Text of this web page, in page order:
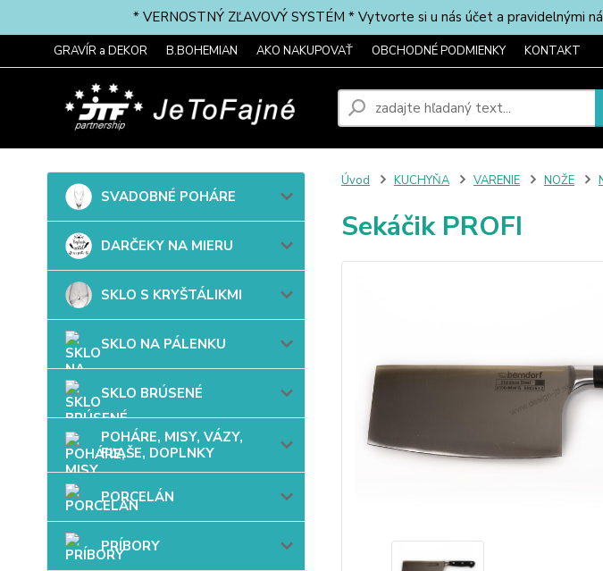
* VERNOSTNÝ ZĽAVOVÝ SYSTÉM * Vytvorte si u nás účet a pravidelnými
GRAVÍR a DEKOR B.BOHEMIAN AKO NAKUPOVAŤ OBCHODNÉ PODMIENKY KONTAKT
SVADOBNÉ POHÁRE
DARČEKY NA MIERU
SKLO S KRYŠTÁLIKMI
SKLO NA PÁLENKU
SKLO BRÚSENÉ
POHÁRE, MISY, VÁZY,
FĽAŠE, DOPLNKY
PORCELÁN
PRÍBORY
Úvod KUCHYŇA VARENIE NOŽE
Sekáčik PROFI